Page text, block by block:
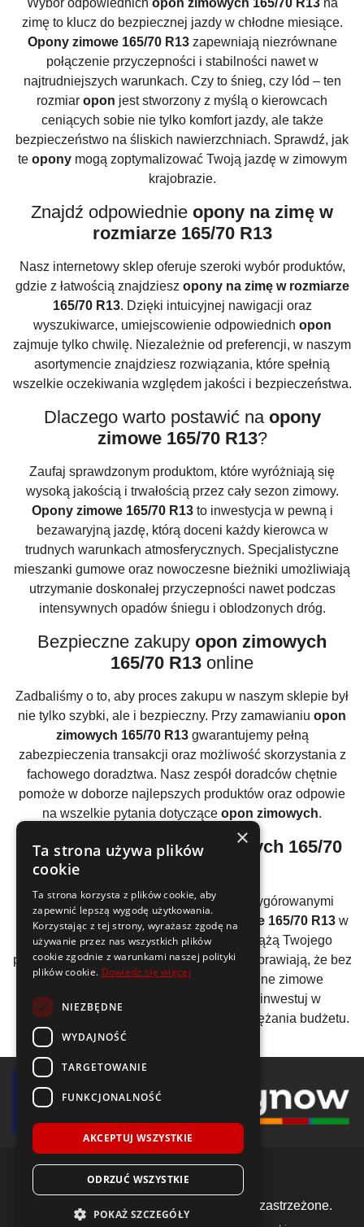
zimę to klucz do bezpiecznej jazdy w chłodne miesiące.
Opony zimowe 165/70 R13zapewniają niezrównane
połączenie przyczepności i stabilności nawet w
najtrudniejszych warunkach. Czy to śnieg, czy lód – ten
rozmiar opon jest stworzony z myślą o kierowcach
ceniących sobie nie tylko komfort jazdy, ale także
bezpieczeństwo na śliskich nawierzchniach. Sprawdź, jak
te oponymogą zoptymalizować Twoją jazdę w zimowym
krajobrazie.
Znajdź odpowiednie opony na zimę w
rozmiarze 165/70 R13
Nasz internetowy sklep oferuje szeroki wybór produktów,
gdzie z łatwością znajdziesz opony na zimę w rozmiarze
165/70 R13. Dzięki intuicyjnej nawigacji oraz
wyszukiwarce, umiejscowienie odpowiednich opon
zajmuje tylko chwilę. Niezależnie od preferencji, w naszym
asortymencie znajdziesz rozwiązania, które spełnią
wszelkie oczekiwania względem jakości i bezpieczeństwa.
Dlaczego warto postawić na opony
zimowe 165/70 R13?
Zaufaj sprawdzonym produktom, które wyróżniają się
wysoką jakością i trwałością przez cały sezon zimowy.
Opony zimowe 165/70 R13to inwestycja w pewną i
bezawaryjną jazdę, którą doceni każdy kierowca w
trudnych warunkach atmosferycznych. Specjalistyczne
mieszanki gumowe oraz nowoczesne bieżniki umożliwiają
utrzymanie doskonałej przyczepności nawet podczas
intensywnych opadów śniegu i oblodzonych dróg.
Bezpieczne zakupy opon zimowych
165/70 R13 online
Zadbaliśmy o to, aby proces zakupu w naszym sklepie był
nie tylko szybki, ale i bezpieczny. Przy zamawianiu opon
zimowych 165/70 R13gwarantujemy pełną
zabezpieczenia transakcji oraz możliwość skorzystania z
fachowego doradztwa. Nasz zespół doradców chętnie
pomoże w doborze najlepszych produktów oraz odpowie
na wszelkie pytania dotyczące opon zimowych.
Atrakcyjne ceny opon zimowych 165/70
Wysoka jakość nie musi wiązać się z wygórowanymi
kosztami! U nas znajdziesz
opony zimowe 165/70 R13 w
konkurencyjnych cenach, które nie obciążą Twojego
portfela. Regularne promocje oraz rabaty sprawiają, że bez
trudu można zaopatrzyć się w niezbędne zimowe
ogumienie w atrakcyjnych cenach. Zainwestuj w
bezpieczeństwo bez konieczności nadwyrężania budżetu.
© 2018-2026 Voida.pl. Wszelkie prawa zastrzeżone.
×
Ta strona używa plików
cookie
Ta strona korzysta z plików cookie, aby
zapewnić lepszą wygodę użytkowania.
Korzystając z tej strony, wyrażasz zgodę na
używanie przez nas wszystkich plików
cookie zgodnie z warunkami naszej polityki
plików cookie. Dowiedz się więcej
NIEZBĘDNE
WYDAJNOŚĆ
TARGETOWANIE
FUNKCJONALNOŚĆ
AKCEPTUJ WSZYSTKIE
ODRZUĆ WSZYSTKIE
POKAŻ SZCZEGÓŁY